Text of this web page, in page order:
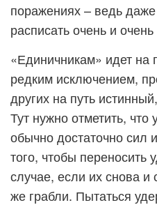
поражениях – ведь
расписать очень и
«Единичникам» идет на
редким исключением,
других на путь
Тут нужно отметить,
обычно достаточно сил
того, чтобы
случае, если их снова и
же грабли. Пытаться